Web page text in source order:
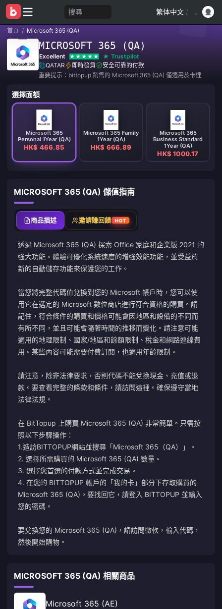
搜尋 繁体中文 /
首頁 / Microsoft 365 (QA)
MICROSOFT 365 (QA)
Excellent
Trustpilot
QATAR
即時發貨
安全可靠的付款
重要提示：bittopup 銷售的 Microsoft 365 (QA) 僅適用於卡達
選擇面額
Microsoft 365
Personal 1Year (QA)
HK$ 466.85
Microsoft 365 Family
1Year (QA)
HK$ 666.89
Microsoft 365
Business Standard
1Year (QA)
HK$ 1000.17
MICROSOFT 365 (QA) 儲值指南
商品描述 邀請賺回饋 HOT
透過 Microsoft 365 (QA) 探索 Office 家庭和企業版 2021 的
強大功能。體驗可優化系統速度的增強效能功能，並受益於
新的自動儲存功能來保護您的工作。
當您將完整代碼值兌換到您的 Microsoft 帳戶時，您可以使
用它在選定的 Microsoft 數位商店進行符合資格的購買。請
記住，符合條件的購買和價格可能會因地區和設備的不同而
有所不同，並且可能會隨著時間的推移而變化。請注意可能
適用的地理限制、國家/地區和餘額限制、稅金和網路連線費
用。某些內容可能需要付費訂閱，也適用年齡限制。
請注意，除非法律要求，否則代碼不能兌換現金、充值或退
款。要查看完整的條款和條件，請訪問這裡 。確保遵守當地
法律法規。
在 BitTopup 上購買 Microsoft 365 (QA) 非常簡單。只需按
照以下步驟操作：
1.造訪BITTOPUP網站並搜尋「Microsoft 365（QA）」。
2. 選擇所需購買的 Microsoft 365 (QA) 數量。
3. 選擇您首選的付款方式並完成交易。
4. 在您​​的 BITTOPUP 帳戶的「我的卡」部分下存取購買的
Microsoft 365 (QA)。要找回它，請登入 BITTOPUP 並輸入
您的密碼。
要兌換您的 Microsoft 365 (QA)，請訪問微軟 ，輸入代碼，
然後開始購物。
MICROSOFT 365 (QA) 相關商品
Microsoft 365 (AE)